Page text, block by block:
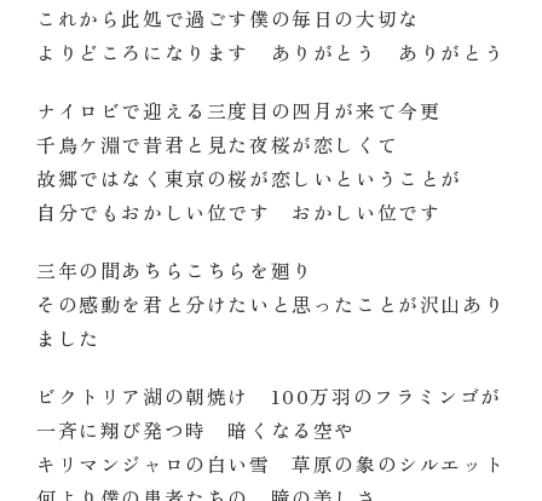
これから此処で過ごす僕の毎日の大切な
よりどころになります ありがとう ありがとう
ナイロビで迎える三度目の四月が来て今更
千鳥ケ淵で昔君と見た夜桜が恋しくて
故郷ではなく東京の桜が恋しいということが
自分でもおかしい位です おかしい位です
三年の間あちらこちらを廻り
その感動を君と分けたいと思ったことが沢山あり
ました
ビクトリア湖の朝焼け 100万羽のフラミンゴが
一斉に翔び発つ時 暗くなる空や
キリマンジャロの白い雪 草原の象のシルエット